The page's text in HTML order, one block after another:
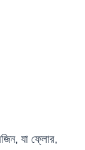
, যা ফ্লোর,